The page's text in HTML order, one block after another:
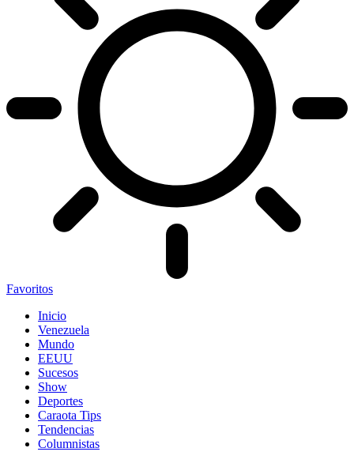
Favoritos
Inicio
Venezuela
Mundo
EEUU
Sucesos
Show
Deportes
Caraota Tips
Tendencias
Columnistas